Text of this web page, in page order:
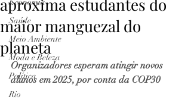
Economia
Saúde
Meio Ambiente
Moda e Beleza
Política
Rio
aproxima estudantes do
maior manguezal do
planeta
Organizadores esperam atingir novos
alunos em 2025, por conta da COP30